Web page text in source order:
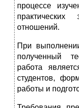
процессе
отношений.
При
полученный
работа
студентов,
работы и